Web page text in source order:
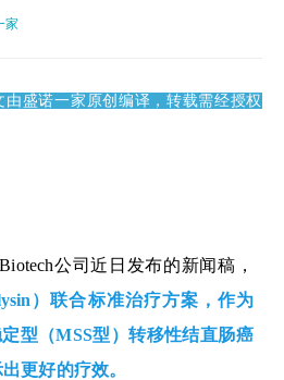
家
由盛诺一家原创编译，转载需经授权
公司近日 发布的新闻稿，
）联合标准治疗方案，作为
型 （MSS型 ）转移性结直肠癌
更好的疗效。